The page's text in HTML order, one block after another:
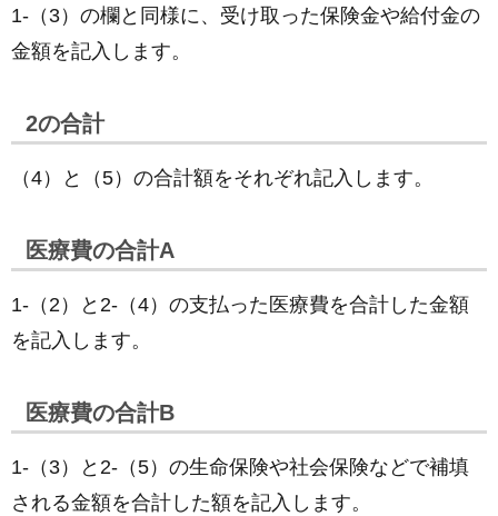
1-（3）の欄と同様に、受け取った保険金や給付金の
金額を記入します。
2の合計
（4）と（5）の合計額をそれぞれ記入します。
医療費の合計A
1-（2）と2-（4）の支払った医療費を合計した金額
を記入します。
医療費の合計B
1-（3）と2-（5）の生命保険や社会保険などで補填
される金額を合計した額を記入します。